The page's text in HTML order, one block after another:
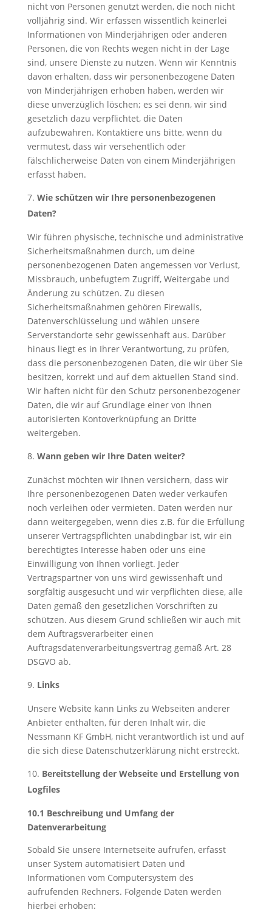
nicht von Personen genutzt werden, die noch nicht
volljährig sind. Wir erfassen wissentlich keinerlei
Informationen von Minderjährigen oder anderen
Personen, die von Rechts wegen nicht in der Lage
sind, unsere Dienste zu nutzen. Wenn wir Kenntnis
davon erhalten, dass wir personenbezogene Daten
von Minderjährigen erhoben haben, werden wir
diese unverzüglich löschen; es sei denn, wir sind
gesetzlich dazu verpflichtet, die Daten
aufzubewahren. Kontaktiere uns bitte, wenn du
vermutest, dass wir versehentlich oder
fälschlicherweise Daten von einem Minderjährigen
erfasst haben.
Wie schützen wir Ihre personenbezogenen
Daten?
Wir führen physische, technische und administrative
Sicherheitsmaßnahmen durch, um deine
personenbezogenen Daten angemessen vor Verlust,
Missbrauch, unbefugtem Zugriff, Weitergabe und
Änderung zu schützen. Zu diesen
Sicherheitsmaßnahmen gehören Firewalls,
Datenverschlüsselung und wählen unsere
Serverstandorte sehr gewissenhaft aus. Darüber
hinaus liegt es in Ihrer Verantwortung, zu prüfen,
dass die personenbezogenen Daten, die wir über Sie
besitzen, korrekt und auf dem aktuellen Stand sind.
Wir haften nicht für den Schutz personenbezogener
Daten, die wir auf Grundlage einer von Ihnen
autorisierten Kontoverknüpfung an Dritte
weitergeben.
Wann geben wir Ihre Daten weiter?
Zunächst möchten wir Ihnen versichern, dass wir
Ihre personenbezogenen Daten weder verkaufen
noch verleihen oder vermieten. Daten werden nur
dann weitergegeben, wenn dies z.B. für die Erfüllung
unserer Vertragspflichten unabdingbar ist, wir ein
berechtigtes Interesse haben oder uns eine
Einwilligung von Ihnen vorliegt. Jeder
Vertragspartner von uns wird gewissenhaft und
sorgfältig ausgesucht und wir verpflichten diese, alle
Daten gemäß den gesetzlichen Vorschriften zu
schützen. Aus diesem Grund schließen wir auch mit
dem Auftragsverarbeiter einen
Auftragsdatenverarbeitungsvertrag gemäß Art. 28
DSGVO ab.
Links
Unsere Website kann Links zu Webseiten anderer
Anbieter enthalten, für deren Inhalt wir, die
Nessmann KF GmbH, nicht verantwortlich ist und auf
die sich diese Datenschutzerklärung nicht erstreckt.
Bereitstellung der Webseite und Erstellung von
Logfiles
10.1 Beschreibung und Umfang der
Datenverarbeitung
Sobald Sie unsere Internetseite aufrufen, erfasst
unser System automatisiert Daten und
Informationen vom Computersystem des
aufrufenden Rechners. Folgende Daten werden
hierbei erhoben: